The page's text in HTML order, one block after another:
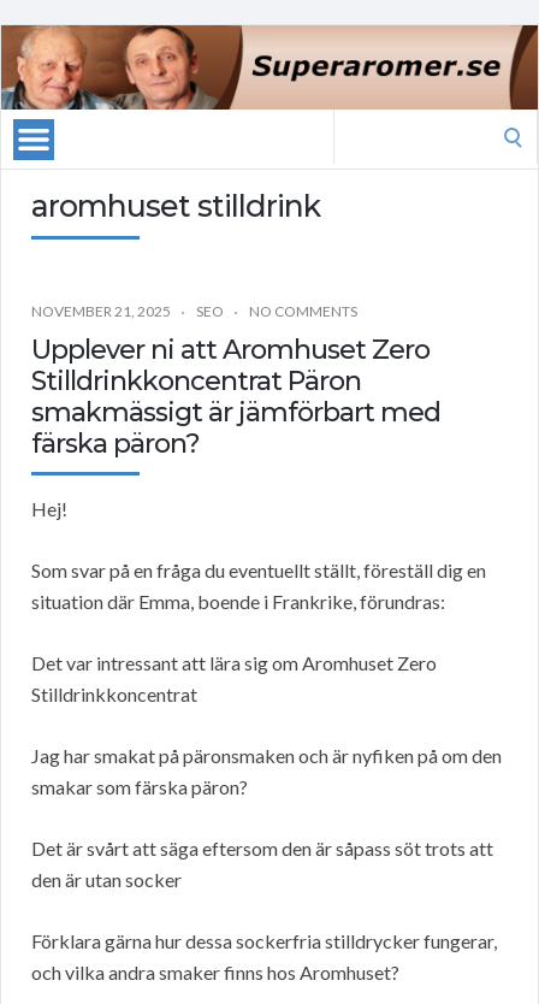
aromhuset stilldrink
NOVEMBER 21, 2025 SEO NO COMMENTS
Upplever ni att Aromhuset Zero
Stilldrinkkoncentrat Päron
smakmässigt är jämförbart med
färska päron?
Hej!
Som svar på en fråga du eventuellt ställt, föreställ dig en
situation där Emma, boende i Frankrike, förundras:
Det var intressant att lära sig om Aromhuset Zero
Stilldrinkkoncentrat
Jag har smakat på päronsmaken och är nyfiken på om den
smakar som färska päron?
Det är svårt att säga eftersom den är såpass söt trots att
den är utan socker
Förklara gärna hur dessa sockerfria stilldrycker fungerar,
och vilka andra smaker finns hos Aromhuset?